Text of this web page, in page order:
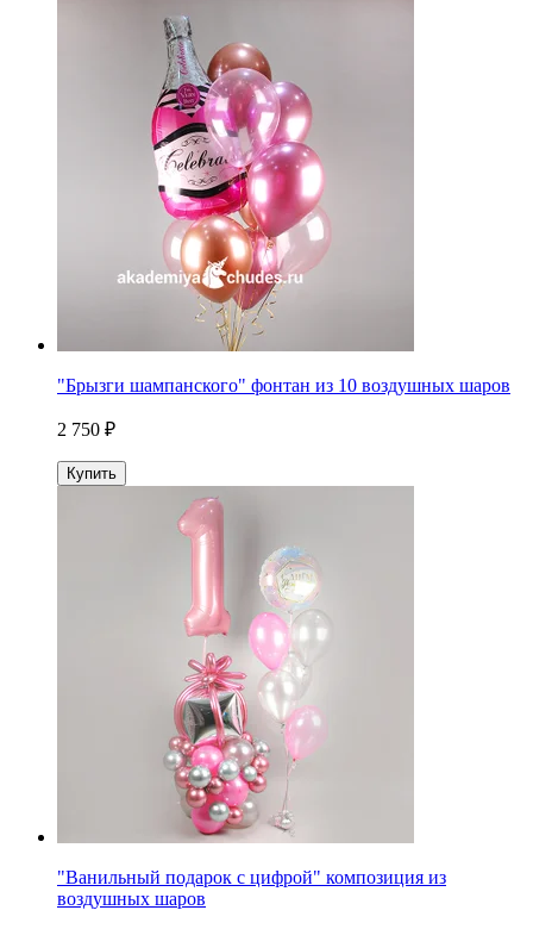
"Брызги шампанского" фонтан из 10 воздушных шаров
2 750 ₽
Купить
"Ванильный подарок с цифрой" композиция из
воздушных шаров